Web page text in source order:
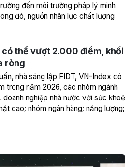
đến môi trường pháp lý minh
đó, nguồn nhân lực chất lượng
có thể vượt 2.000 điểm, khối
ròng
nhà sáng lập FIDT, VN-Index có
trong năm 2026, các nhóm ngành
nghiệp nhà nước với sức khoẻ
cao; nhóm ngân hàng; năng lượng;